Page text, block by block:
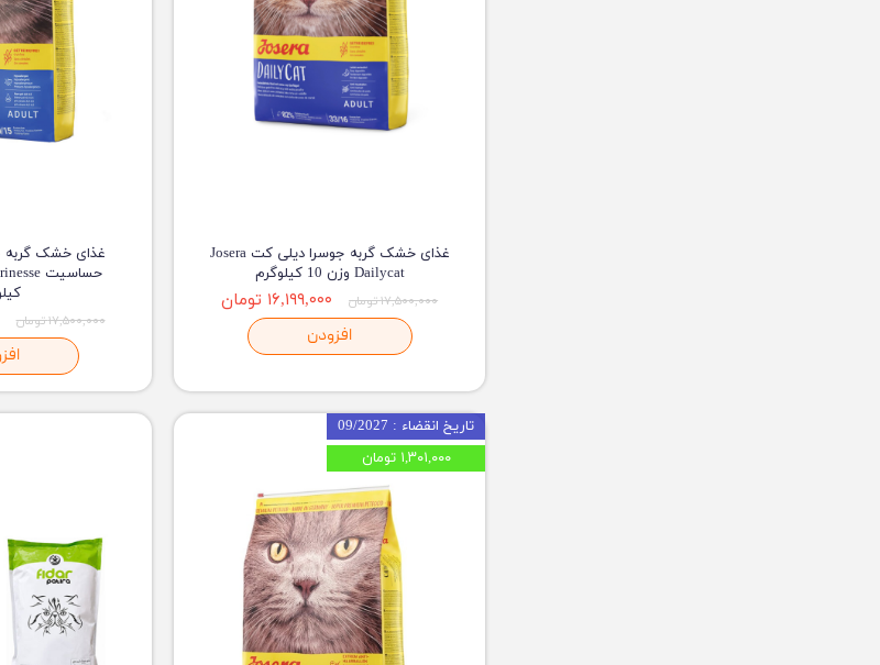
غذای خشک گربه جوسرا دیلی کت Josera
Dailycat وزن 10 کیلوگرم
۱۷,۵۰۰,۰۰۰ تومان ۱۶,۱۹۹,۰۰۰ تومان
افزودن
غذای خشک گربه
۱۷,۵۰۰,۰۰۰ تومان
تاریخ انقضاء : 09/2027
۱,۳۰۱,۰۰۰ تومان